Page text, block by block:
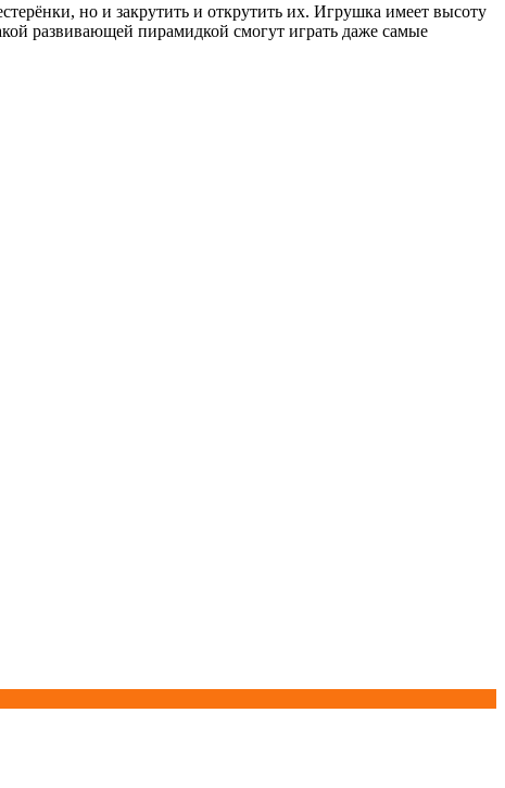
но и закрутить и открутить их. Игрушка имеет высоту
развивающей пирамидкой смогут играть даже самые